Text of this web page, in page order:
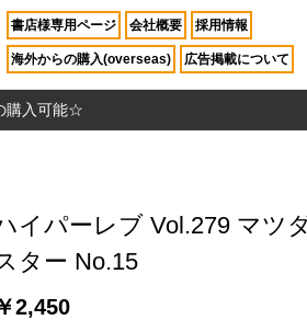
書店様専用ページ 会社概要 採用情報
海外からの購入(overseas) 広告掲載について
購入可能☆
イパーレブ Vol.279 マツ
ター No.15
2,450